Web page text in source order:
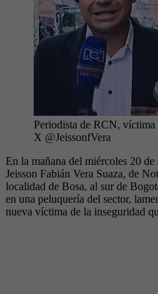
Periodista de RCN, víctima
X @JeissonfVera
En la mañana del miércoles 20
Jeisson Fabián Vera Suaza, de
localidad de Bosa, al sur de
en una peluquería del sector,
nueva víctima de la inseguridad